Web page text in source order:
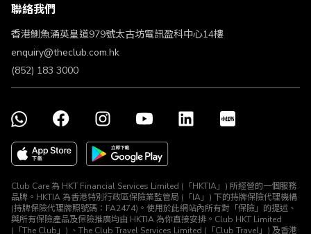
不歧視及不騷擾聲明
認可牌照及通告
聯絡我們
香港鰂魚涌英皇道979號太古坊電訊盈科中心14樓
enquiry@theclub.com.hk
(852) 183 3000
Club Care 為 HKT Financial Services Limited (「HKTIA」) 所經營的一個服務
品牌。HKTIA 為香港特別行政區保險業監管局 (「IA」) 下的持牌保險代理機構
(持牌保險代理牌照號碼：FA2474)。使用於此網站內所有對「保險」的提述、
與所有保險產品及保險推廣均由 HKTIA 為你直接安排。Club HKT Limited
(「The Club」) 、The Club Travel Services Limited (「Club Travel」) 及香港